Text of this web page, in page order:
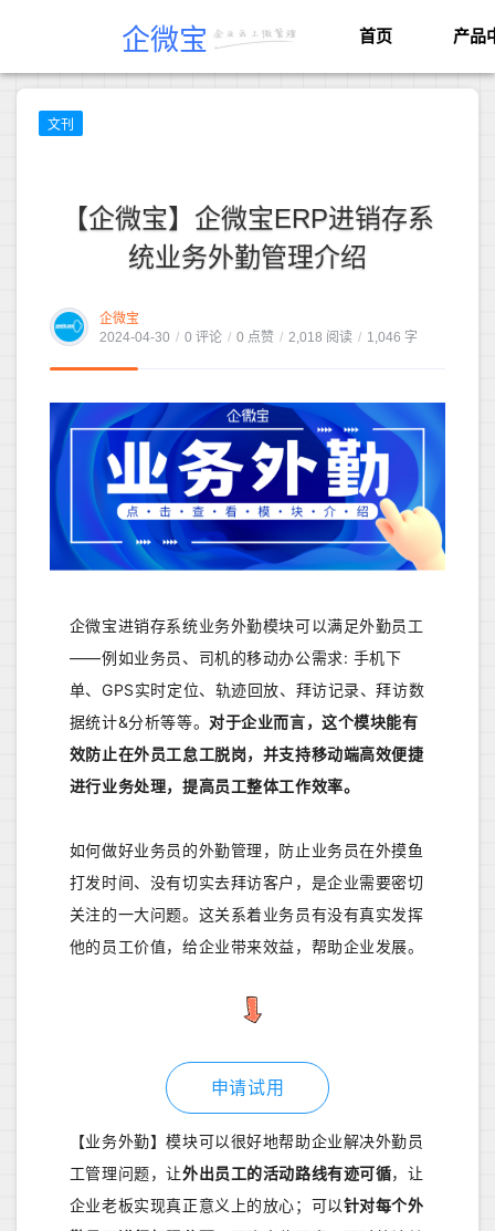
企微宝 首页 产品
文刊
【企微宝】企微宝ERP进销存系
统业务外勤管理介绍
企微宝
2024-04-30 / 0 评论 / 0 点赞 / 2,018 阅读 / 1,046 字
企微宝进销存系统业务外勤模块可以满足外勤员工
——例如业务员、司机的移动办公需求: 手机下
单、GPS实时定位、轨迹回放、拜访记录、拜访数
据统计&分析等等。 对于企业而言，这个模块能有
效防止在外员工怠工脱岗，并支持移动端高效便捷
进行业务处理，提高员工整体工作效率。
如何做好业务员的外勤管理，防止业务员在外摸鱼
打发时间、没有切实去拜访客户，是企业需要密切
关注的一大问题。这关系着业务员有没有真实发挥
他的员工价值，给企业带来效益，帮助企业发展。
申请试用
【业务外勤】模块可以很好地帮助企业解决外勤员
工管理问题，让外出员工的活动路线有迹可循，让
企业老板实现真正意义上的放心；可以针对每个外